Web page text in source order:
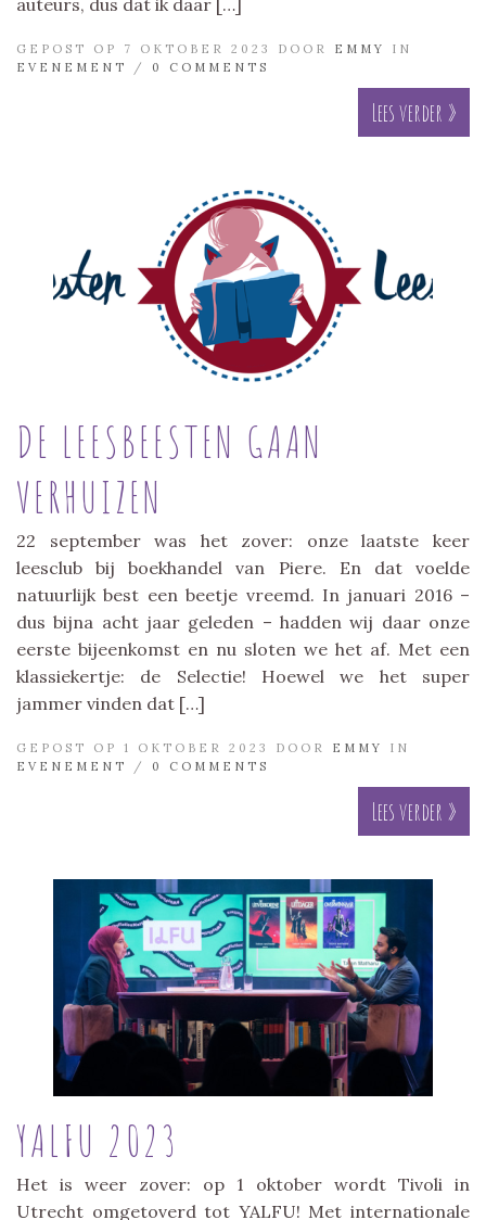
GEPOST OP 7 OKTOBER 2023 DOOR EMMY
IN
EVENEMENT
/ 0 COMMENTS
Lees verder »
DE LEESBEESTEN GAAN
VERHUIZEN
22 september was het zover: onze laatste keer
leesclub bij boekhandel van Piere. En dat voelde
natuurlijk best een beetje vreemd. In januari 2016 –
dus bijna acht jaar geleden – hadden wij daar onze
eerste bijeenkomst en nu sloten we het af. Met een
klassiekertje: de Selectie! Hoewel we het super
jammer vinden dat […]
GEPOST OP 1 OKTOBER 2023 DOOR EMMY
IN
EVENEMENT
/ 0 COMMENTS
Lees verder »
YALFU 2023
Het is weer zover: op 1 oktober wordt Tivoli in
Utrecht omgetoverd tot YALFU! Met internationale